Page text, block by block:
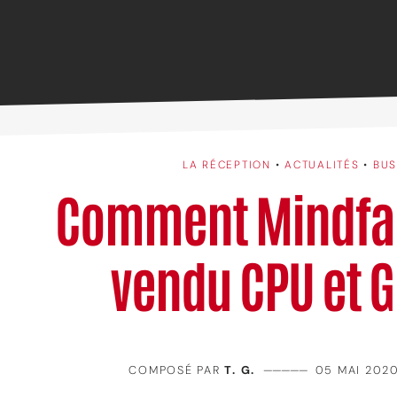
LA RÉCEPTION •ACTUALITÉS •
Comment
vendu CPU et
COMPOSÉ PART. G. ————— 05 MAI